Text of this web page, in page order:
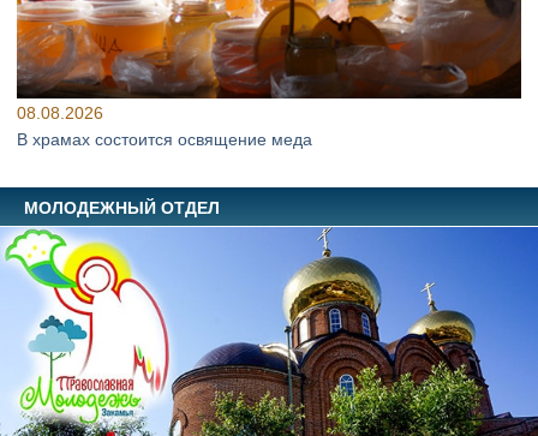
08.08.2026
В храмах состоится освящение меда
МОЛОДЕЖНЫЙ ОТДЕЛ